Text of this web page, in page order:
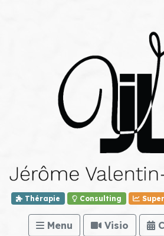
Thérapie Consulting
Menu Visio